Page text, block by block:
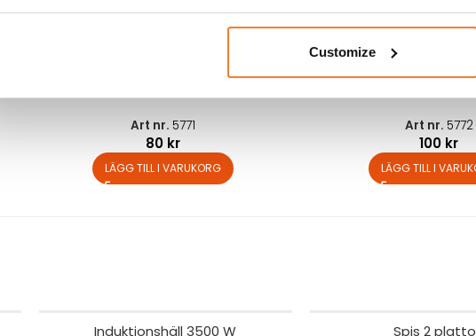
Customize
Art nr. 5771
80 kr
LÄGG TILL I VARUKORG
Art nr. 5772
100 kr
LÄGG TILL I
Induktionshäll 3500 W Spis 2